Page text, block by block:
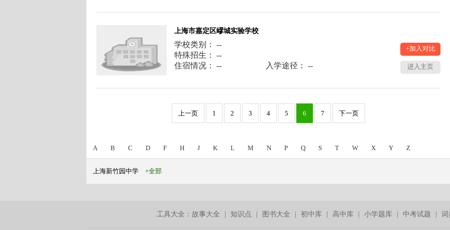
上海市嘉定区嵺城实验学校
学校类别： --
特殊招生： --
住宿情况： --
入学途径： --
+加入对比
进入主页
上一页 1 2 3 4 5 6 7 下一页
A B C D F H J K L M N P Q S T W X Y Z
上海新竹园中学 +全部
工具大全： 故事大全 知识点 图书大全 初中库| 高中库| 小学题库| 中考试题 词